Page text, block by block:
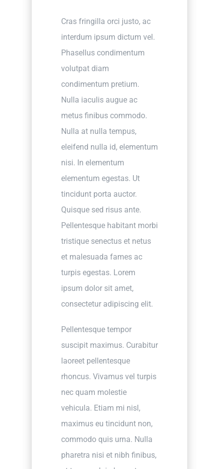
Cras fringilla orci justo, ac
interdum ipsum dictum vel.
Phasellus condimentum
volutpat diam
condimentum pretium.
Nulla iaculis augue ac
metus finibus commodo.
Nulla at nulla tempus,
eleifend nulla id, elementum
nisi. In elementum
elementum egestas. Ut
tincidunt porta auctor.
Quisque sed risus ante.
Pellentesque habitant morbi
tristique senectus et netus
et malesuada fames ac
turpis egestas. Lorem
ipsum dolor sit amet,
consectetur adipiscing elit.
Pellentesque tempor
suscipit maximus. Curabitur
laoreet pellentesque
rhoncus. Vivamus vel turpis
nec quam molestie
vehicula. Etiam mi nisl,
maximus eu tincidunt non,
commodo quis urna. Nulla
pharetra nisi et nibh finibus,